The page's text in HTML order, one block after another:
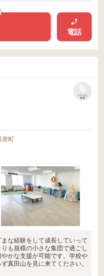
電話
リストに
保存
差町
な経験をして成長していって
も規模の小さな集団で過ごし
かな支援が可能です。学校や
真田山を見に来てください。